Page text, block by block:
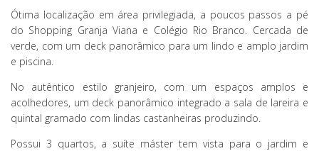
Ótima localização em área privilegiada, a poucos passos a pé
do Shopping Granja Viana e Colégio Rio Branco. Cercada de
verde, com um deck panorâmico para um lindo e amplo jardim
e piscina.
No autêntico estilo granjeiro, com um espaços amplos e
acolhedores, um deck panorâmico integrado a sala de lareira e
quintal gramado com lindas castanheiras produzindo.
Possui 3 quartos, a suíte máster tem vista para o jardim e